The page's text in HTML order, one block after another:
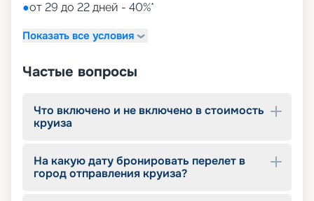
●от 29 до 22 дней - 40%*
Показать все условия
Частые вопросы
Что включено и не включено в стоимость
круиза
На какую дату бронировать перелет в
город отправления круиза?